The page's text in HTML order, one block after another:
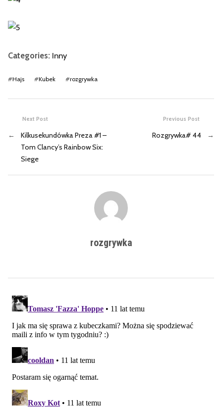
Categories: Inny
#Hajs #Kubek #rozgrywka
Previous Post
Rozgrywka# 44 →
Next Post
←
Kilkusekundówka Preza #1 –
Tom Clancy’s Rainbow Six:
Siege
rozgrywka